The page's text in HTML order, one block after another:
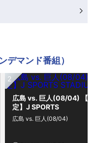
デマンド番組）
広島 vs. 巨人(08/04) 【限
定】J SPORTS
STADIUM2026
広島 vs. 巨人(08/04)